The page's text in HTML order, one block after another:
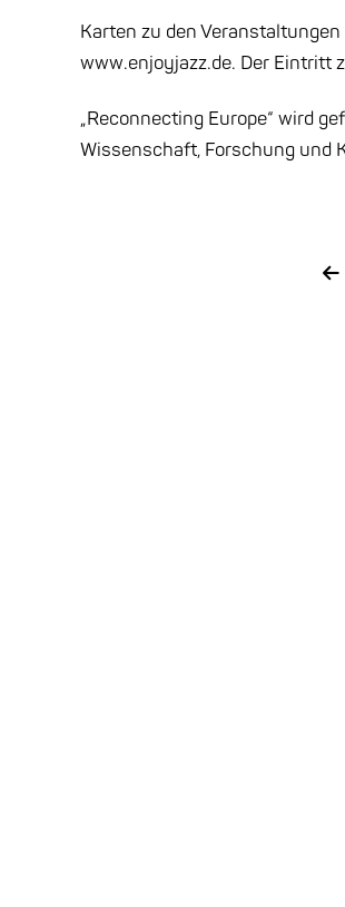
Karten zu den
www.enjoyjazz.de. Der Eintritt
„Reconnecting Europe“ wird
Wissenschaft, Forschung und